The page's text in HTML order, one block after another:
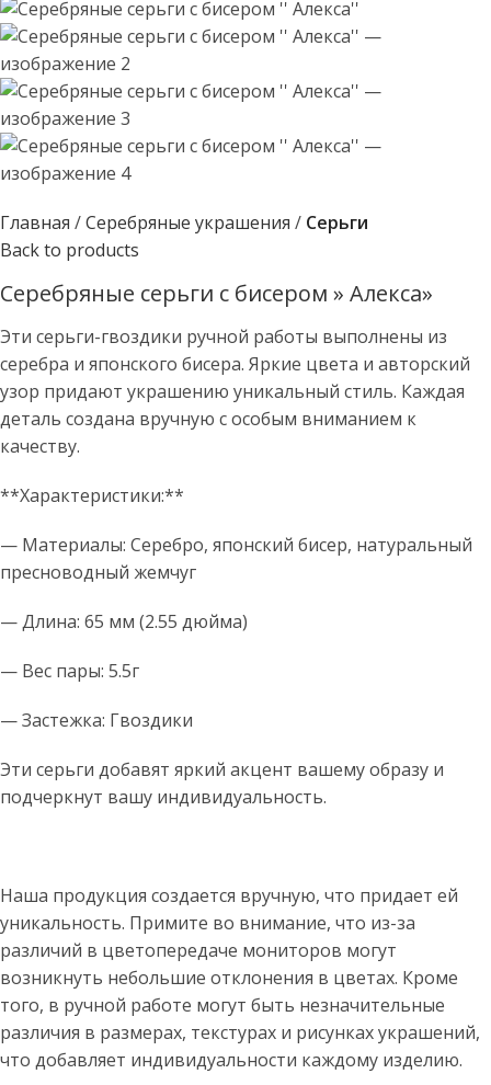
Главная Серебряные украшения
Серьги
Back to products
Серебряные серьги с бисером » Алекса»
Эти серьги-гвоздики ручной работы выполнены из
серебра и японского бисера. Яркие цвета и авторский
узор придают украшению уникальный стиль. Каждая
деталь создана вручную с особым вниманием к
качеству.
**Характеристики:**
— Материалы: Серебро, японский бисер, натуральный
пресноводный жемчуг
— Длина: 65 мм (2.55 дюйма)
— Вес пары: 5.5г
— Застежка: Гвоздики
Эти серьги добавят яркий акцент вашему образу и
подчеркнут вашу индивидуальность.
Наша продукция создается вручную, что придает ей
уникальность. Примите во внимание, что из-за
различий в цветопередаче мониторов могут
возникнуть небольшие отклонения в цветах. Кроме
того, в ручной работе могут быть незначительные
различия в размерах, текстурах и рисунках украшений,
что добавляет индивидуальности каждому изделию.